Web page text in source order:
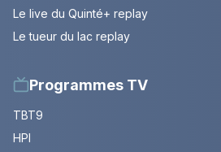
Le live du Quinté+ replay
Le tueur du lac replay
Programmes TV
TBT9
HPI